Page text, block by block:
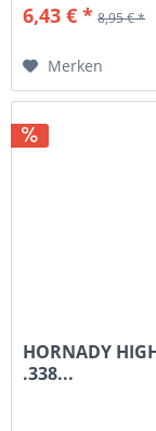
6,43 € * 8,95 € *
Merken
HORNADY
.338...